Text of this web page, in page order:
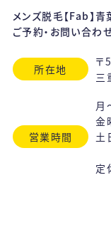
メンズ脱毛【Fab】青
ご予約・お問い合わせ
所在地
〒
三
営業時間
月
金
土
定